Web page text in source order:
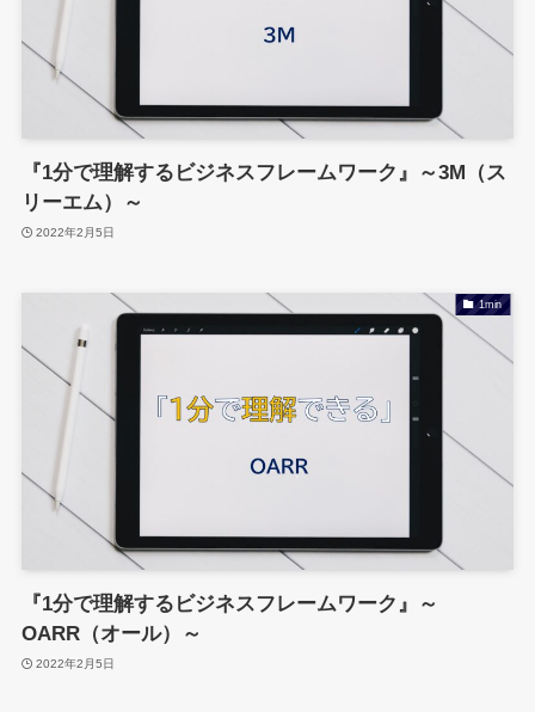
『1分で理解するビジネスフレームワーク』～3M（ス
リーエム）～
2022年2月5日
1min
『1分で理解するビジネスフレームワーク』～
OARR（オール）～
2022年2月5日